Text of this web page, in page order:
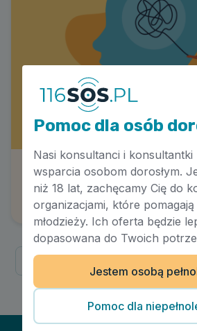
Odzyskiwanie i budowanie
Justyna Rzytki-Sroka
1/1
Pomoc dla osób
Nasi konsultanci i konsultantki
wsparcia osobom dorosłym.
niż 18 lat, zachęcamy Cię do
organizacjami, które pomagają
młodzieży. Ich oferta będzie
dopasowana do Twoich
Jestem osobą
Pomoc dla